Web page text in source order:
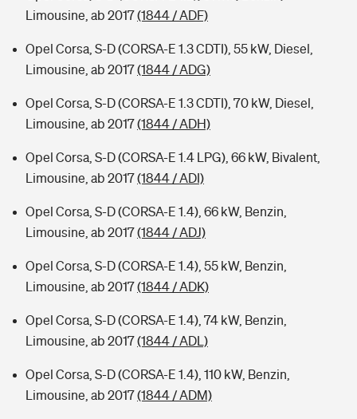
Limousine, ab 2017(1844 / ADF)
Opel Corsa, S-D (CORSA-E 1.3 CDTI), 55 kW, Diesel,
Limousine, ab 2017(1844 / ADG)
Opel Corsa, S-D (CORSA-E 1.3 CDTI), 70 kW, Diesel,
Limousine, ab 2017(1844 / ADH)
Opel Corsa, S-D (CORSA-E 1.4 LPG), 66 kW, Bivalent,
Limousine, ab 2017(1844 / ADI)
Opel Corsa, S-D (CORSA-E 1.4), 66 kW, Benzin,
Limousine, ab 2017(1844 / ADJ)
Opel Corsa, S-D (CORSA-E 1.4), 55 kW, Benzin,
Limousine, ab 2017(1844 / ADK)
Opel Corsa, S-D (CORSA-E 1.4), 74 kW, Benzin,
Limousine, ab 2017(1844 / ADL)
Opel Corsa, S-D (CORSA-E 1.4), 110 kW, Benzin,
Limousine, ab 2017(1844 / ADM)